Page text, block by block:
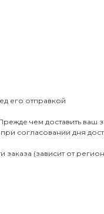
его отправкой
чем доставить ваш
согласовании дня
(зависит от